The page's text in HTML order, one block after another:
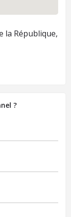
la République,
?